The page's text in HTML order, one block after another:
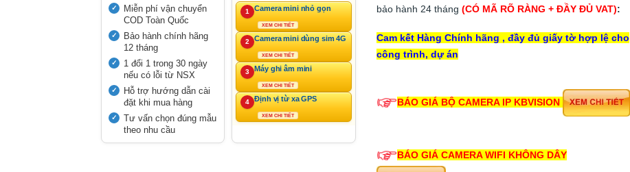
Miễn phí vận chuyển
COD Toàn Quốc
Bảo hành chính hãng
12 tháng
1 đổi 1 trong 30 ngày
nếu có lỗi từ NSX
Hỗ trợ hướng dẫn cài
đặt khi mua hàng
Tư vấn chọn đúng mẫu
theo nhu cầu
1 Camera mini nhỏ gọn
XEM CHI TIẾT
2 Camera mini dùng sim 4G
XEM CHI TIẾT
3 Máy ghi âm mini
XEM CHI TIẾT
4 Định vị từ xa GPS
XEM CHI TIẾT
bảo hành 24 tháng (CÓ MÃ RÕ RÀNG + ĐẦY ĐỦ VAT):
Cam kết Hàng Chính hãng , đầy đủ giấy tờ hợp lệ cho
công trình, dự án
BÁO GIÁ BỘ CAMERA IP KBVISION
BÁO GIÁ CAMERA WIFI KHÔNG DÂY